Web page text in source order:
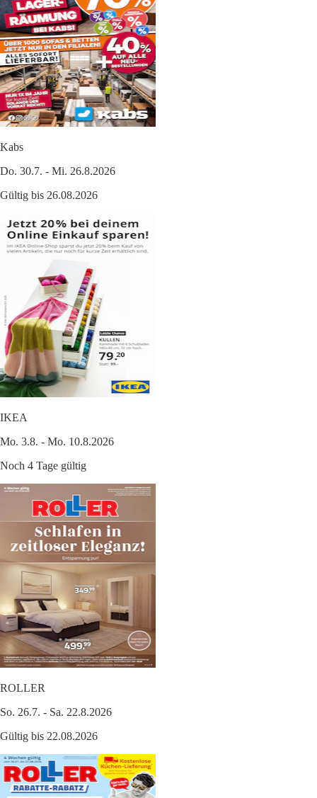
Kabs
Do. 30.7. - Mi. 26.8.2026
Gültig bis 26.08.2026
IKEA
Mo. 3.8. - Mo. 10.8.2026
Noch 4 Tage gültig
ROLLER
So. 26.7. - Sa. 22.8.2026
Gültig bis 22.08.2026